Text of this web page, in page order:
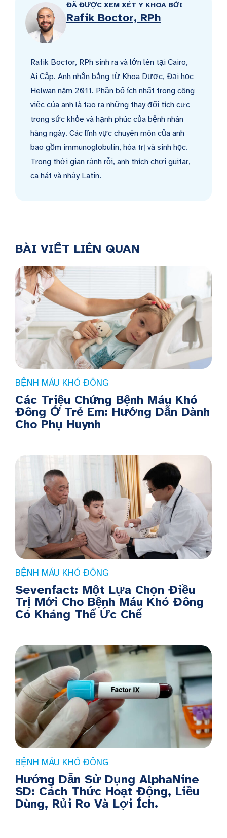
ĐÃ ĐƯỢC XEM XÉT Y KHOA BỞI
Rafik Boctor, RPh
Rafik Boctor, RPh sinh ra và lớn lên tại Cairo,
Ai Cập. Anh nhận bằng từ Khoa Dược, Đại học
Helwan năm 2011. Phần bổ ích nhất trong công
việc của anh là tạo ra những thay đổi tích cực
trong sức khỏe và hạnh phúc của bệnh nhân
hàng ngày. Các lĩnh vực chuyên môn của anh
bao gồm immunoglobulin, hóa trị và sinh học.
Trong thời gian rảnh rỗi, anh thích chơi guitar,
ca hát và nhảy Latin.
BÀI VIẾT LIÊN QUAN
BỆNH MÁU KHÓ ĐÔNG
Các Triệu Chứng Bệnh Máu Khó
Đông Ở Trẻ Em: Hướng Dẫn Dành
Cho Phụ Huynh
BỆNH MÁU KHÓ ĐÔNG
Sevenfact: Một Lựa Chọn Điều
Trị Mới Cho Bệnh Máu Khó Đông
Có Kháng Thể Ức Chế
BỆNH MÁU KHÓ ĐÔNG
Hướng Dẫn Sử Dụng AlphaNine
SD: Cách Thức Hoạt Động, Liều
Dùng, Rủi Ro Và Lợi Ích.